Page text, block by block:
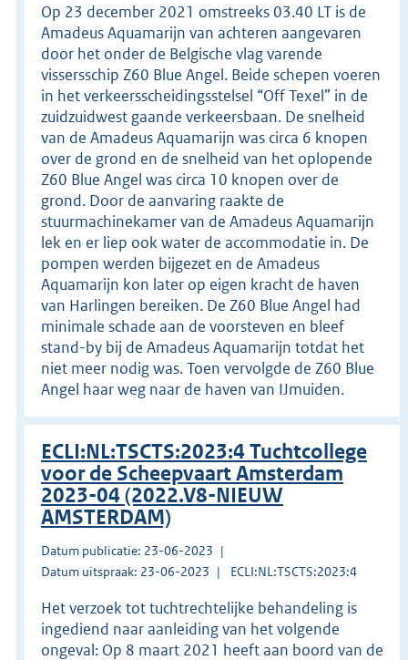
Op 23 december 2021 omstreeks 03.40 LT is de
Amadeus Aquamarijn van achteren aangevaren
door het onder de Belgische vlag varende
vissersschip Z60 Blue Angel. Beide schepen voeren
in het verkeersscheidingsstelsel “Off Texel” in de
zuidzuidwest gaande verkeersbaan. De snelheid
van de Amadeus Aquamarijn was circa 6 knopen
over de grond en de snelheid van het oplopende
Z60 Blue Angel was circa 10 knopen over de
grond. Door de aanvaring raakte de
stuurmachinekamer van de Amadeus Aquamarijn
lek en er liep ook water de accommodatie in. De
pompen werden bijgezet en de Amadeus
Aquamarijn kon later op eigen kracht de haven
van Harlingen bereiken. De Z60 Blue Angel had
minimale schade aan de voorsteven en bleef
stand-by bij de Amadeus Aquamarijn totdat het
niet meer nodig was. Toen vervolgde de Z60 Blue
Angel haar weg naar de haven van IJmuiden.
ECLI:NL:TSCTS:2023:4 Tuchtcollege
voor de Scheepvaart Amsterdam
2023-04 (2022.V8-NIEUW
AMSTERDAM)
Datum publicatie: 23-06-2023
Datum uitspraak: 23-06-2023
ECLI:NL:TSCTS:2023:4
Het verzoek tot tuchtrechtelijke behandeling is
ingediend naar aanleiding van het volgende
ongeval: Op 8 maart 2021 heeft aan boord van de